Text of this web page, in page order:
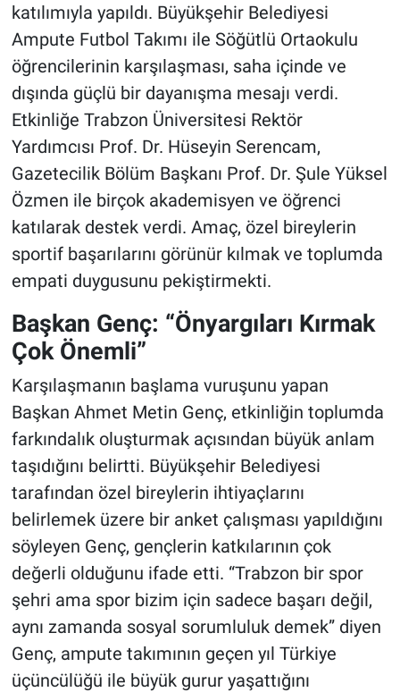
katılımıyla yapıldı. Büyükşehir Belediyesi
Ampute Futbol Takımı ile Söğütlü Ortaokulu
öğrencilerinin karşılaşması, saha içinde ve
dışında güçlü bir dayanışma mesajı verdi.
Etkinliğe Trabzon Üniversitesi Rektör
Yardımcısı Prof. Dr. Hüseyin Serencam,
Gazetecilik Bölüm Başkanı Prof. Dr. Şule Yüksel
Özmen ile birçok akademisyen ve öğrenci
katılarak destek verdi. Amaç, özel bireylerin
sportif başarılarını görünür kılmak ve toplumda
empati duygusunu pekiştirmekti.
Başkan Genç: “Önyargıları Kırmak
Çok Önemli”
Karşılaşmanın başlama vuruşunu yapan
Başkan Ahmet Metin Genç, etkinliğin toplumda
farkındalık oluşturmak açısından büyük anlam
taşıdığını belirtti. Büyükşehir Belediyesi
tarafından özel bireylerin ihtiyaçlarını
belirlemek üzere bir anket çalışması yapıldığını
söyleyen Genç, gençlerin katkılarının çok
değerli olduğunu ifade etti. “Trabzon bir spor
şehri ama spor bizim için sadece başarı değil,
aynı zamanda sosyal sorumluluk demek” diyen
Genç, ampute takımının geçen yıl Türkiye
üçüncülüğü ile büyük gurur yaşattığını